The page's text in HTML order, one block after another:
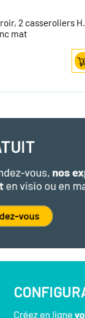
2 casseroliers H.
mat